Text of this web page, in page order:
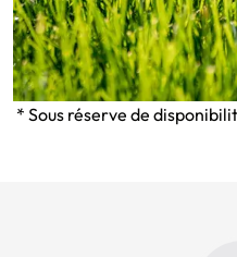
* Sous réserve de